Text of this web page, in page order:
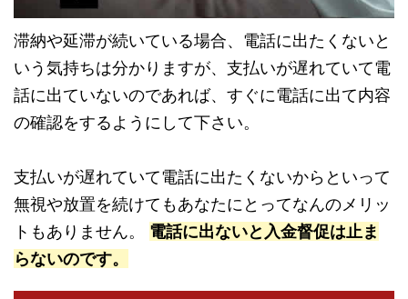
滞納や延滞が続いている場合、電話に出たくないと
いう気持ちは分かりますが、支払いが遅れていて電
話に出ていないのであれば、すぐに電話に出て内容
の確認をするようにして下さい。
支払いが遅れていて電話に出たくないからといって
無視や放置を続けてもあなたにとってなんのメリッ
トもありません。 電話に出ないと入金督促は止ま
らないのです。